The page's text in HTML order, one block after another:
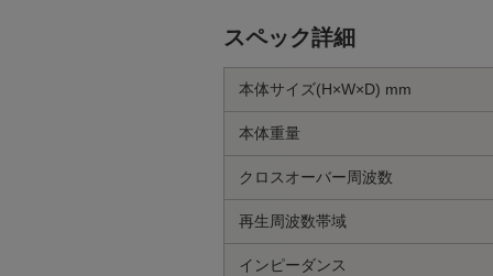
スペック詳細
本体サイズ(H×W×D) mm
本体重量
クロスオーバー周波数
再生周波数帯域
インピーダンス